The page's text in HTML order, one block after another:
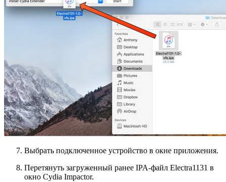
Выбрать подключенное устройство в окне приложения.
Перетянуть загруженный ранее IPA-файл Electra1131 в
окно Cydia Impactor.